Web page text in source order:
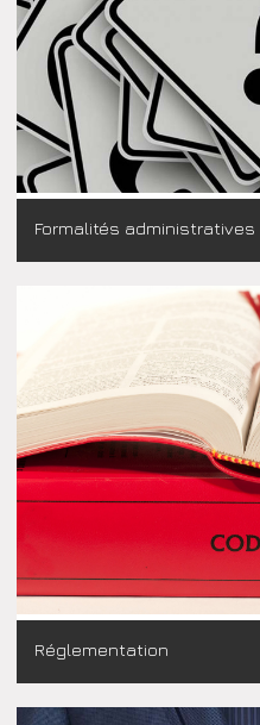
Formalités administratives
Réglementation